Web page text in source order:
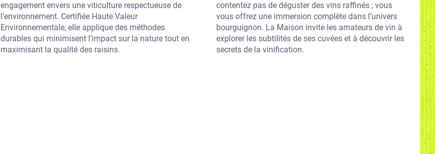
engagement envers une viticulture respectueuse de
l’environnement. Certifiée Haute Valeur
Environnementale, elle applique des méthodes
durables qui minimisent l’impact sur la nature tout en
maximisant la qualité des raisins.
contentez pas de déguster des vins raffinés ; vous
vous offrez une immersion complète dans l’univers
bourguignon. La Maison invite les amateurs de vin à
explorer les subtilités de ses cuvées et à découvrir les
secrets de la vinification.